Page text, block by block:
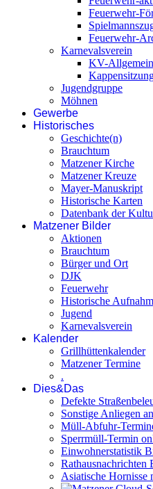
Feuerwehr-
Feuerwehr-
Karnevalsverein
KV-
Jugendgruppe
Möhnen
Gewerbe
Historisches
Geschichte(n)
Brauchtum
Matzener Kirche
Matzener Kreuze
Mayer-Manuskript
Historische Karten
Datenbank der
Matzener Bilder
Aktionen
Brauchtum
Bürger und Ort
DJK
Feuerwehr
Historische
Jugend
Karnevalsverein
Kalender
Grillhüttenkalender
Matzener Termine
.
Dies&Das
Defekte
Sonstige Anliegen
Müll-Abfuhr-
Sperrmüll-Termin
Einwohnerstatistik
Rathausnachrichten
Asiatische Hornisse